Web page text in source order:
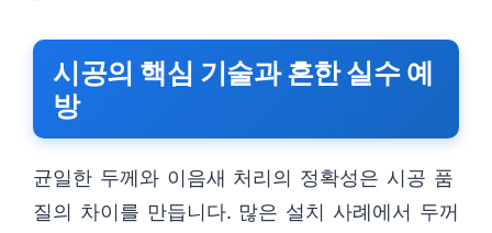
시공의 핵심 기술과 흔한 실수 예
방
균일한 두께와 이음새 처리의 정확성은 시공 품
질의 차이를 만듭니다. 많은 설치 사례에서 두꺼